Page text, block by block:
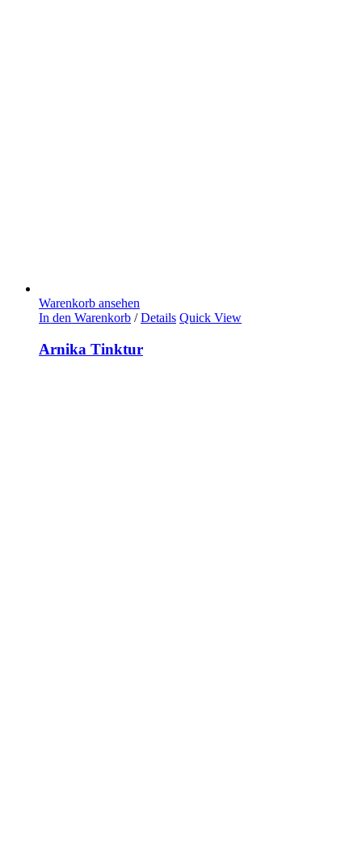
Warenkorb ansehen
In den Warenkorb / Details Quick View
Arnika Tinktur